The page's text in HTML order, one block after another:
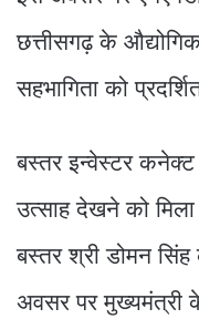
छत्तीसगढ़ के
सहभागिता को
बस्तर इन्वेस्टर कनेक्ट
उत्साह देखने को
बस्तर श्री डोमन
अवसर पर मुख्यमंत्री